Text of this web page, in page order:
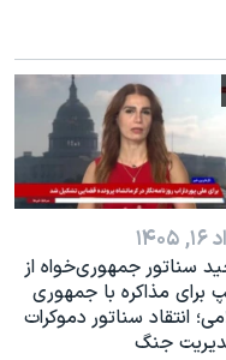
سناتور جمهوری‌خواه از
برای مذاکره با جمهوری
انتقاد سناتور دموکرات
جنگ